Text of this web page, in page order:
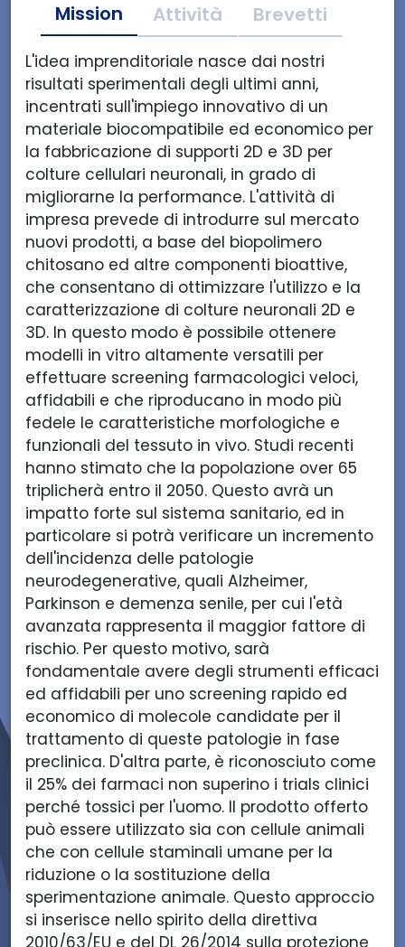
e
d
i
n
d
i
B
I
O
3
D
M
A
T
R
I
X
S.
R.
L.
t
e
r
d
i
B
I
O
3
D
M
A
T
R
I
X
S.
R.
L.
a
g
r
a
m
d
i
B
I
O
3
D
M
A
T
R
I
X
S.
R.
L.
Mission Attività Brevetti
L'idea imprenditoriale nasce dai nostri
risultati sperimentali degli ultimi anni,
incentrati sull'impiego innovativo di un
materiale biocompatibile ed economico per
la fabbricazione di supporti 2D e 3D per
colture cellulari neuronali, in grado di
migliorarne la performance. L'attività di
impresa prevede di introdurre sul mercato
nuovi prodotti, a base del biopolimero
chitosano ed altre componenti bioattive,
che consentano di ottimizzare l'utilizzo e la
caratterizzazione di colture neuronali 2D e
3D. In questo modo è possibile ottenere
modelli in vitro altamente versatili per
effettuare screening farmacologici veloci,
affidabili e che riproducano in modo più
fedele le caratteristiche morfologiche e
funzionali del tessuto in vivo. Studi recenti
hanno stimato che la popolazione over 65
triplicherà entro il 2050. Questo avrà un
impatto forte sul sistema sanitario, ed in
particolare si potrà verificare un incremento
dell'incidenza delle patologie
neurodegenerative, quali Alzheimer,
Parkinson e demenza senile, per cui l'età
avanzata rappresenta il maggior fattore di
rischio. Per questo motivo, sarà
fondamentale avere degli strumenti efficaci
ed affidabili per uno screening rapido ed
economico di molecole candidate per il
trattamento di queste patologie in fase
preclinica. D'altra parte, è riconosciuto come
il 25% dei farmaci non superino i trials clinici
perché tossici per l'uomo. Il prodotto offerto
può essere utilizzato sia con cellule animali
che con cellule staminali umane per la
riduzione o la sostituzione della
sperimentazione animale. Questo approccio
si inserisce nello spirito della direttiva
2010/63/EU e del DL 26/2014 sulla protezione